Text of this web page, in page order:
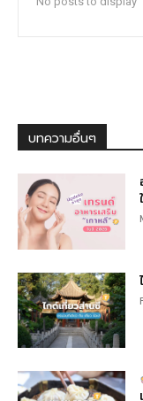
บทความอื่นๆ